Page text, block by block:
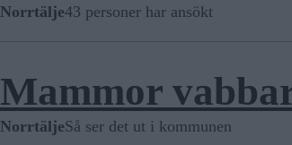
Norrtälje43 personer har ansökt
Mammor
NorrtäljeSå ser det ut i kommunen